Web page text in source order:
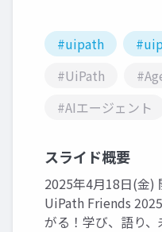
#uipath
#UiPath
#AIエージェント
スライド概要
2025年4月18日(金)
UiPath Friends
がる！学び、語り